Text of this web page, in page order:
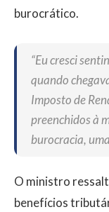
burocrático.
“Eu cresci
quando
Imposto de
preenchidos à
burocracia,
O ministro
benefícios